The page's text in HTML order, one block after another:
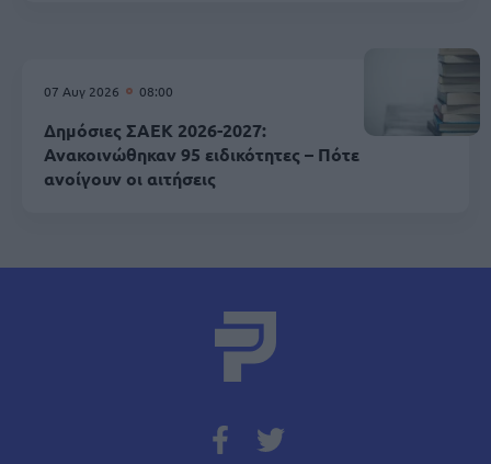
07 Αυγ 2026 08:00
Δημόσιες ΣΑΕΚ 2026-2027:
Ανακοινώθηκαν 95 ειδικότητες – Πότε
ανοίγουν οι αιτήσεις